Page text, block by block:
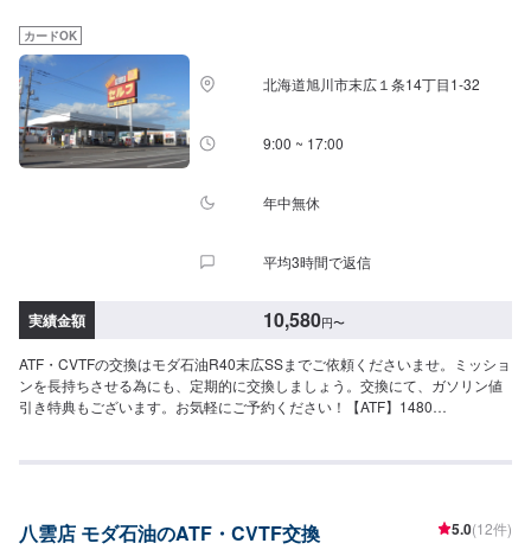
カードOK
北海道旭川市末広１条14丁目1-32
9:00 ~ 17:00
年中無休
平均3時間で返信
実績金額 10,580円〜
ATF・CVTFの交換はモダ石油R40末広SSまでご依頼くださいませ。ミッショ
ンを長持ちさせる為にも、定期的に交換しましょう。交換にて、ガソリン値
引き特典もございます。お気軽にご予約ください！【ATF】1480
八雲店 モダ石油のATF・CVTF交換 5.0(12件)